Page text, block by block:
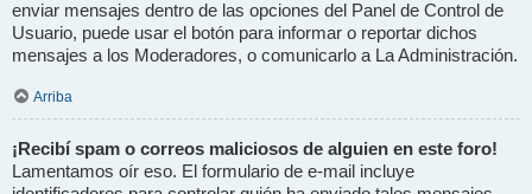
enviar mensajes dentro de las opciones del Panel de Control de
Usuario, puede usar el botón para informar o reportar dichos
mensajes a los Moderadores, o comunicarlo a La Administración.
Arriba
¡Recibí spam o correos maliciosos de alguien en este foro!
Lamentamos oír eso. El formulario de e-mail incluye